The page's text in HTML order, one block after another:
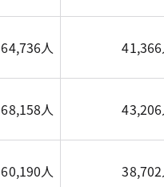
64,736人
68,158人
60,190人